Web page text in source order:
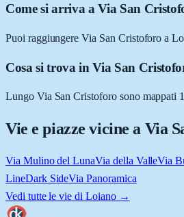
Come si arriva a Via San
Puoi raggiungere Via San Cristoforo a
Cosa si trova in Via San
Lungo Via San Cristoforo sono mappati
Vie e piazze vicine a Via
Via Mulino del LunaVia della ValleVia
LineDark SideVia Panoramica
Vedi tutte le vie di Loiano→